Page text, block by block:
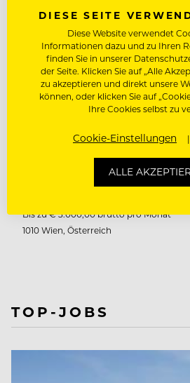
AUFGABEN Unterstützung
Restaurantleitung im
Motivation und
Sicherstellung reibungsloser
Qualitätskontrolle &
Markenstandards
Einarbeitung neuer
Bis zu € 3.000,00 brutto pro Monat
1010 Wien, Österreich
TOP-JOBS
DIESE SEITE
Diese Website verwendet
Informationen dazu und zu Ihren
finden Sie in unserer
der Seite. Klicken Sie auf „Alle
zu akzeptieren und direkt unsere
können, oder klicken Sie auf
Ihre Cookies selbst zu
Cookie-Einstellungen
ALLE